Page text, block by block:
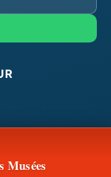
Musées